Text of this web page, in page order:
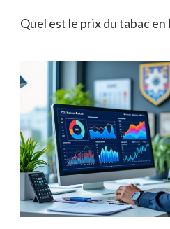
Quel est le prix du tabac en